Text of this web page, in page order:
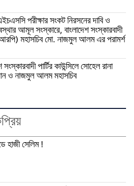
পরীক্ষার সংকট নিরসনের দাবি ও
আমূল সংস্কারে, বাংলাদেশ সংস্কারবাদী
মহাসচিব মো. নাজমুল আলম এর পরামর্শ
সংস্কারবাদী পার্টির কাউন্সিলে সোহেল রানা
ও নাজমুল আলম মহাসচিব
হাজী সেলিম !